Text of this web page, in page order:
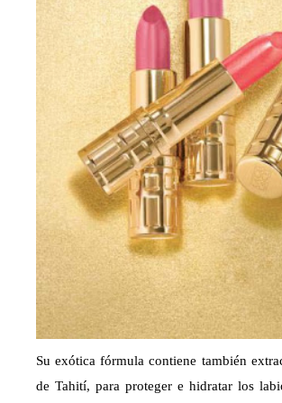
Su exótica fórmula contiene también
de Tahití, para proteger e hidratar los